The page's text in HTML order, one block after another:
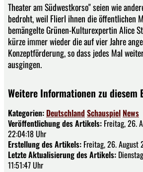
Theater am Südwestkorso" seien wie
bedroht, weil Flierl ihnen die öffentlichen
bemängelte Grünen-Kulturexpertin Alice
kürze immer wieder die auf vier Jahre
Konzeptförderung, so dass jedes Mal
ausgingen.
Weitere Informationen zu diesem
Kategorien: Deutschland Schauspiel News
Veröffentlichung des Artikels: Freitag, 26.
22:04:18 Uhr
Erstellung des Artikels: Freitag, 26. August
Letzte Aktualisierung des Artikels:
11:51:47 Uhr